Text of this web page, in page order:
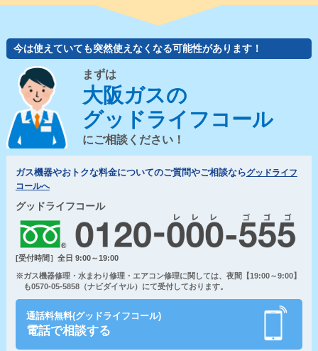
今は使えていても突然使えなくなる可能性があります！
まずは
大阪ガスの
グッドライフコール
にご相談ください！
ガス機器やおトクな料金についてのご質問やご相談ならグッドライフ
コールへ
グッドライフコール
[受付時間］全日 9:00～19:00
※ガス機器修理・水まわり修理・エアコン修理に関しては、夜間【19:00～9:00】
も0570-05-5858（ナビダイヤル）にて受付しております。
通話料無料(グッドライフコール)
電話で相談する